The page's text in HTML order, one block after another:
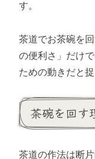
す。
茶道でお茶碗を
の便利さ」だけ
ための動きだと
茶碗を回す
茶道の作法は断